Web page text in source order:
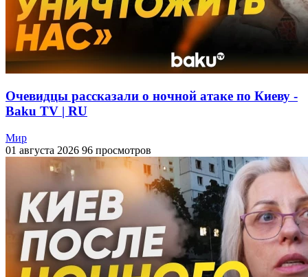
Очевидцы рассказали о ночной атаке по Киеву -
Baku TV | RU
Мир
01 августа 2026 96 просмотров